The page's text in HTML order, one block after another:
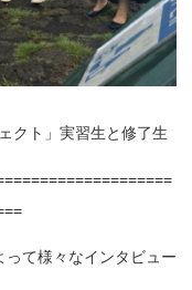
クト」実習生と修了生
て様々なインタビュー